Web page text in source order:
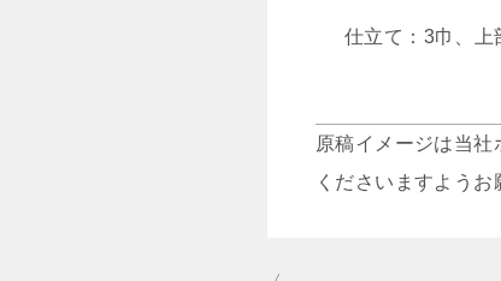
仕立て：3巾、上
原稿イメージは当
くださいますようお